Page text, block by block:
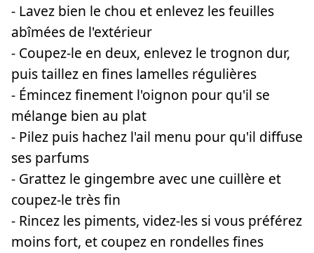
- Lavez bien le chou et enlevez les feuilles
abîmées de l'extérieur
- Coupez-le en deux, enlevez le trognon dur,
puis taillez en fines lamelles régulières
- Émincez finement l'oignon pour qu'il se
mélange bien au plat
- Pilez puis hachez l'ail menu pour qu'il diffuse
ses parfums
- Grattez le gingembre avec une cuillère et
coupez-le très fin
- Rincez les piments, videz-les si vous préférez
moins fort, et coupez en rondelles fines